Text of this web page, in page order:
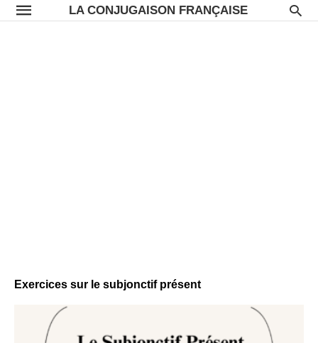
LA CONJUGAISON FRANÇAISE
Exercices sur le subjonctif présent